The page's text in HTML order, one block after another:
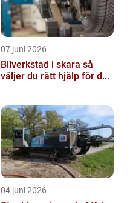
07 juni 2026
Bilverkstad i skara så
väljer du rätt hjälp för d...
04 juni 2026